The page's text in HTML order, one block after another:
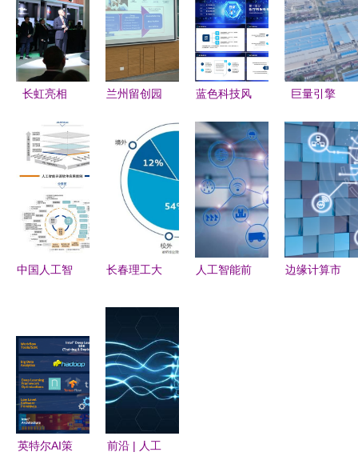
长虹亮相
AI 领跑者
的漂亮答卷
兰州留创园
举办“数字
时代创业发
展变革”专
题研修班，
聚焦人工智
能应用软件
蓝色科技风
医疗大数据
动态PPT模
板下载指南
——熊猫办
公赋能AI应
用软件开发
巨量引擎
家》对话梦
百合倪张根
做中国软床
革命的逆行
者 人工智
能应用赋能
中国人工智
立大会在京
举行，助力
人工智能应
用软件开发
创新
长春理工大
软件与人工
智能究竟怎
么样？看看
你就知道了
人工智能前
边缘计算市
英特尔AI策
前沿 | 人工